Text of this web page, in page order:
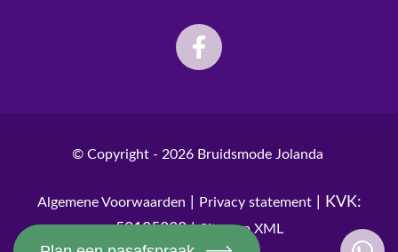
© Copyright - 2026 Bruidsmode Jolanda
Algemene Voorwaarden Privacy statement| KVK:
52185230 |Sitemap XML